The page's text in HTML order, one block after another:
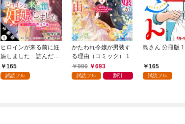
ヒロインが来る前に妊
娠しました 詰んだは
ずの悪役令嬢ですが、
どうやら違うようです
165
試読フル
かたわれ令嬢が男装す
る理由（コミック） 1
990
693
試読フル 割引
島さん 分冊版 1
165
試読フル